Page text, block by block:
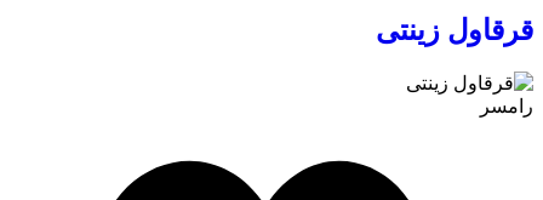
قرقاول زینتی
رامسر